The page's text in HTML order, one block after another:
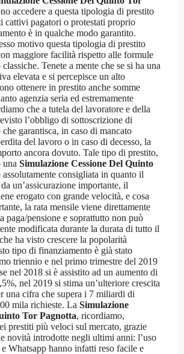
accedere a questa tipologia di prestito
cattivi pagatori o protestati proprio
è in qualche modo garantito.
motivo questa tipologia di prestito
maggiore facilità rispetto alle formule
Tenete a mente che se si ha una
elevata e si percepisce un alto
ottenere in prestito anche somme
agenzia seria ed estremamente
che a tutela del lavoratore e della
l’obbligo di sottoscrizione di
che garantisca, in caso di mancato
del lavoro o in caso di decesso, la
ancora dovuto. Tale tipo di prestito,
una Simulazione Cessione Del Quinto
assolutamente consigliata in quanto il
un’assicurazione importante, il
erogato con grande velocità, e cosa
la rata mensile viene direttamente
paga/pensione e soprattutto non può
modificata durante la durata di tutto il
ha visto crescere la popolarità
tipo di finanziamento è già stato
triennio e nel primo trimestre del 2019
nel 2018 si è assistito ad un aumento di
nel 2019 si stima un’ulteriore crescita
una cifra che supera i 7 miliardi di
mila richieste. La Simulazione
Tor Pagnotta, ricordiamo,
prestiti più veloci sul mercato, grazie
novità introdotte negli ultimi anni: l’uso
Whatsapp hanno infatti reso facile e